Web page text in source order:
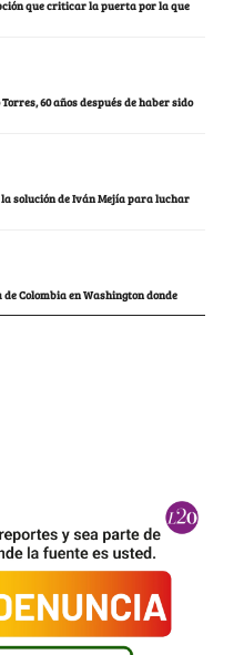
que criticar la puerta por la que
60 años después de haber sido
solución de Iván Mejía para luchar
Colombia en Washington donde